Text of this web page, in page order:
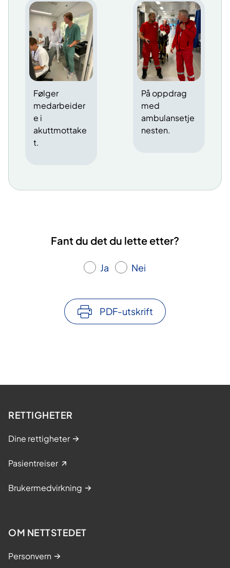
På oppdrag
med
ambulansetje
nesten.
Følger
medarbeider
e i
akuttmottake
t.
Fant du det du lette etter?
Ja Nei
PDF-utskrift
RETTIGHETER
Dine rettigheter
Pasientreiser
Brukermedvirkning
OM NETTSTEDET
Personvern